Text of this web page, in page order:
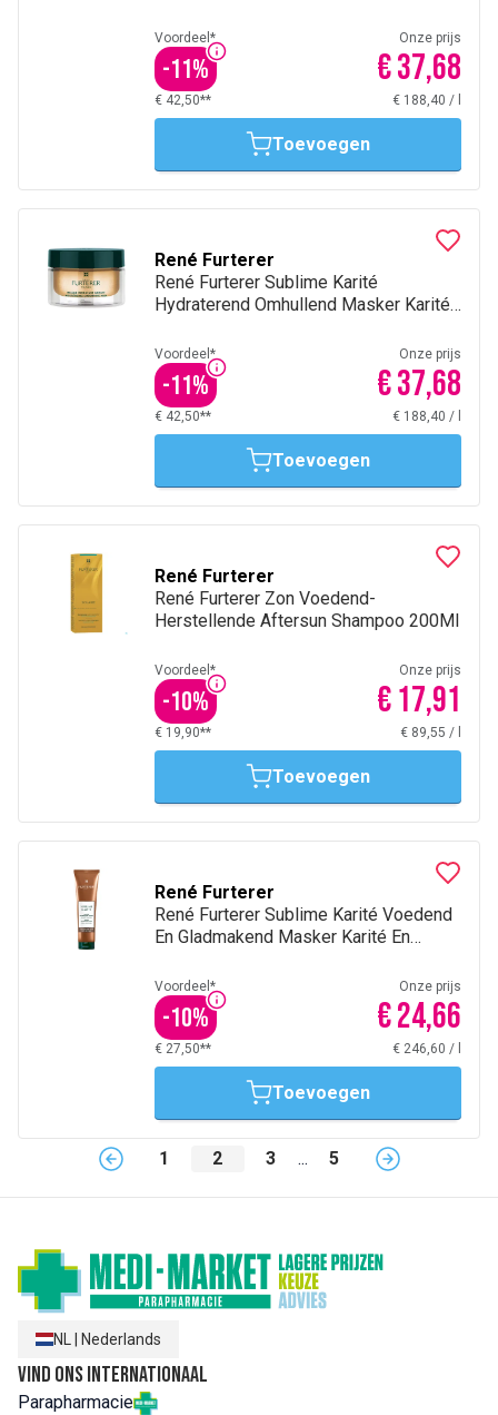
Voordeel*
-11%
Onze prijs
€ 37,68
€ 42,50** € 188,40 /
Toevoegen
René Furterer
René Furterer Sublime Karité
Hydraterend Omhullend Masker Karité
Voordeel*
-11%
Onze prijs
€ 37,68
€ 42,50** € 188,40 /
Toevoegen
René Furterer
René Furterer Zon Voedend-
Herstellende Aftersun Shampoo 200Ml
Voordeel*
-10%
Onze prijs
€ 17,91
€ 19,90** € 89,55 /
Toevoegen
René Furterer
René Furterer Sublime Karité Voedend
En Gladmakend Masker Karité En
Voordeel*
-10%
Onze prijs
€ 24,66
€ 27,50** € 246,60 /
Toevoegen
1 2 3 ... 5
NL Nederlands
Vind ons internationaal
Parapharmacie